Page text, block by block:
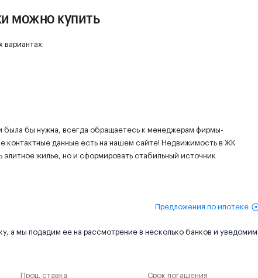
можно купить
вариантах:
была бы нужна, всегда обращаетесь к менеджерам фирмы-
контактные данные есть на нашем сайте! Недвижимость в ЖК
жилье, но и сформировать стабильный источник
Предложения по ипотеке
а мы подадим ее на рассмотрение в несколько банков и уведомим
Проц. ставка Срок погашения